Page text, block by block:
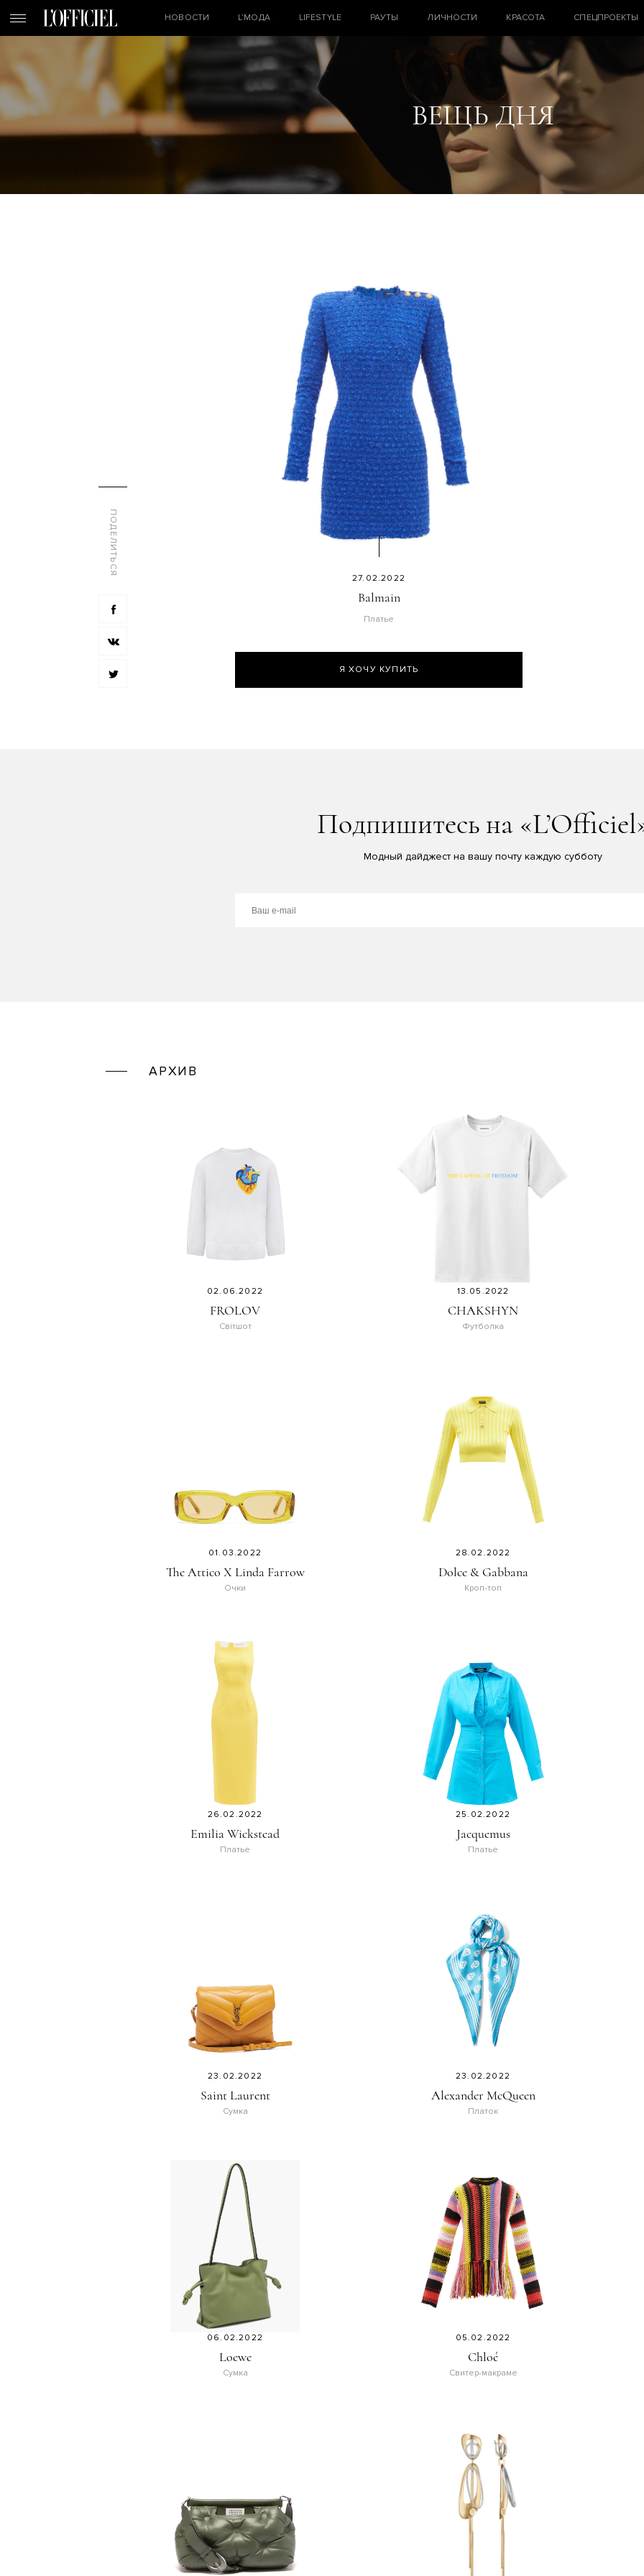
НОВОСТИ L’МОДА LIFESTYLE РАУТЫ ЛИЧНОСТИ КРАСОТА СПЕЦПРОЕКТЫ
ВЕЩЬ ДНЯ
ПОДЕЛИТЬСЯ
27.02.2022
Balmain
Платье
Я ХОЧУ КУПИТЬ
Подпишитесь на
Модный дайджест на вашу почту каждую субботу
АРХИВ
02.06.2022
FROLOV
Світшот
13.05.2022
CHAKSHYN
Футболка
01.03.2022
The Attico X Linda Farrow
Очки
28.02.2022
Dolce & Gabbana
Кроп-топ
26.02.2022
Emilia Wickstead
Платье
25.02.2022
Jacquemus
Платье
23.02.2022
Saint Laurent
Сумка
23.02.2022
Alexander McQueen
Платок
06.02.2022
Loewe
Сумка
05.02.2022
Chloé
Свитер-макраме